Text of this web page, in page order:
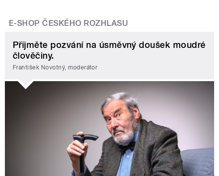
E-SHOP ČESKÉHO ROZHLASU
Přijměte pozvání na úsměvný doušek moudré
člověčiny.
František Novotný, moderátor